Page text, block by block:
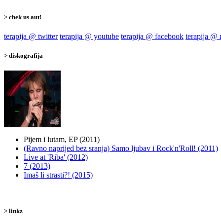
> chek us aut!
terapija @ twitter terapija @ youtube terapija @ facebook terapija @
> diskografija
Pijem i lutam, EP (2011)
(Ravno naprijed bez sranja) Samo ljubav i Rock'n'Roll! (2011)
Live at 'Riba' (2012)
7 (2013)
Imaš li strasti?! (2015)
> linkz